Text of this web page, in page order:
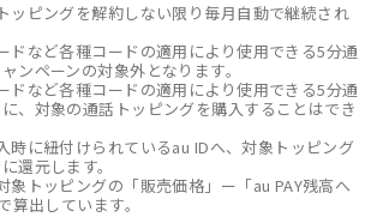
ッピングを解約しない限り毎月自動で継続され
ドなど各種コードの適用により使用できる5分通
ンペーンの対象外となります。
ドなど各種コードの適用により使用できる5分通
、対象の通話トッピングを購入することはでき
に紐付けられているau IDへ、対象トッピング
還元します。
トッピングの「販売価格」ー「au PAY残高へ
算出しています。